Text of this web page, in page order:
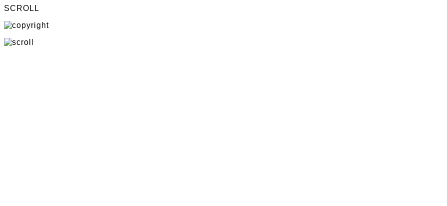
SCROLL